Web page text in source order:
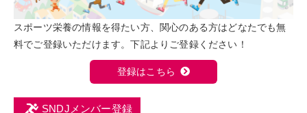
スポーツ栄養の情報を得たい方、関心のある方はどなたでも無
料でご登録いただけます。下記よりご登録ください！
登録はこちら
SNDJメンバー登録